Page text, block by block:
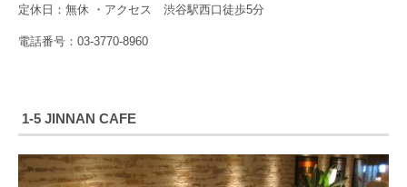
定休日：無休 ・アクセス 渋谷駅西口徒歩5分
電話番号：03-3770-8960
1-5 JINNAN CAFE